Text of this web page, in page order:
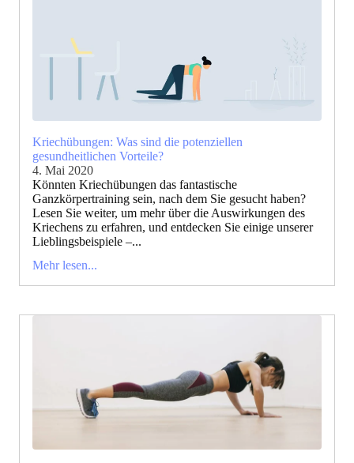
Kriechübungen: Was sind die potenziellen
gesundheitlichen Vorteile?
4. Mai 2020
Könnten Kriechübungen das fantastische
Ganzkörpertraining sein, nach dem Sie gesucht haben?
Lesen Sie weiter, um mehr über die Auswirkungen des
Kriechens zu erfahren, und entdecken Sie einige unserer
Lieblingsbeispiele –...
Mehr lesen...